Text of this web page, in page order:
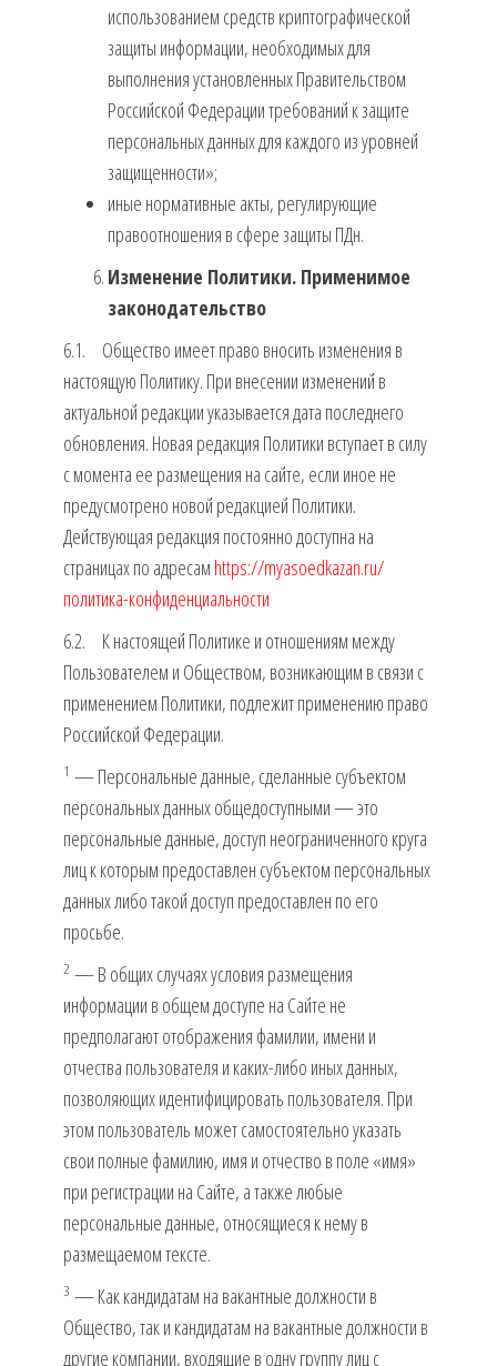
использованием средств криптографической
защиты информации, необходимых для
выполнения установленных Правительством
Российской Федерации требований к защите
персональных данных для каждого из уровней
защищенности»;
иные нормативные акты, регулирующие
правоотношения в сфере защиты ПДн.
Изменение Политики. Применимое
законодательство
6.1. Общество имеет право вносить изменения в
настоящую Политику. При внесении изменений в
актуальной редакции указывается дата последнего
обновления. Новая редакция Политики вступает в силу
с момента ее размещения на сайте, если иное не
предусмотрено новой редакцией Политики.
Действующая редакция постоянно доступна на
страницах по адресам https://myasoedkazan.ru/
политика-конфиденциальности
6.2. К настоящей Политике и отношениям между
Пользователем и Обществом, возникающим в связи с
применением Политики, подлежит применению право
Российской Федерации.
1 — Персональные данные, сделанные субъектом
персональных данных общедоступными — это
персональные данные, доступ неограниченного круга
лиц к которым предоставлен субъектом персональных
данных либо такой доступ предоставлен по его
просьбе.
2— В общих случаях условия размещения
информации в общем доступе на Сайте не
предполагают отображения фамилии, имени и
отчества пользователя и каких-либо иных данных,
позволяющих идентифицировать пользователя. При
этом пользователь может самостоятельно указать
свои полные фамилию, имя и отчество в поле «имя»
при регистрации на Сайте, а также любые
персональные данные, относящиеся к нему в
размещаемом тексте.
3— Как кандидатам на вакантные должности в
Общество, так и кандидатам на вакантные должности в
другие компании, входящие в одну группу лиц с